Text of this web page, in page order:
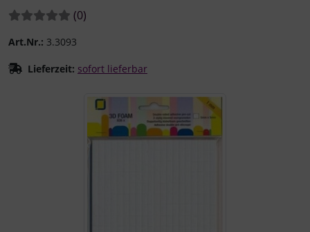
Bewertungen:
(0Bewertungen
)
Art.Nr.: 3.3093
Lieferzeit: sofort lieferbar
Wenn mehr als ein Produktbild existiert, können Sie die